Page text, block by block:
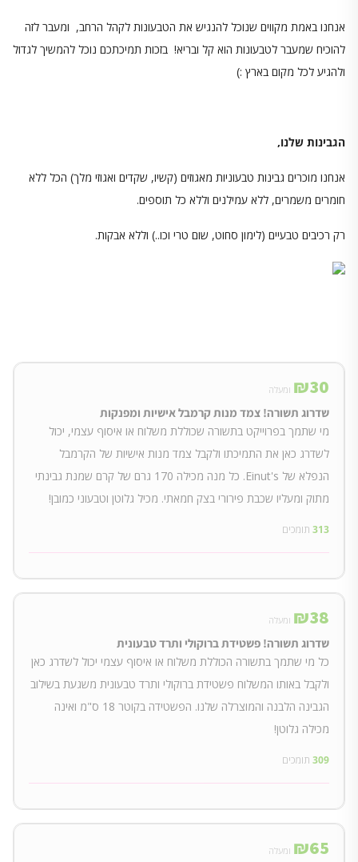
אנחנו באמת מקווים שנוכל להנגיש את הטבעונות לקהל הרחב, ומעבר לזה
להוכיח שמעבר לטבעונות הוא קל ובריא! בזכות תמיכתכם נוכל להמשיך לגדול
ולהגיע לכל מקום בארץ :)
הגבינות שלנו,
אנחנו מוכרים גבינות טבעוניות מאגוזים (קשיו, שקדים ואגוזי מלך) הכל ללא
חומרים משמרים, ללא עמילנים וללא כל תוספים.
רק רכיבים טבעיים (לימון סחוט, שום טרי וכו..) וללא אבקות.
₪30 ומעלה
שדרוג תשורה! צמד מנות קרמבל אישיות ומפנקות
מי שתמך בפרוייקט בתשורה שכוללת משלוח או איסוף עצמי, יכול
לשדרג כאן את התמיכתו ולקבל צמד מנות אישיות של הקרמבל
הנפלא של Einut's. כל מנה מכילה 170 גרם של קרם שמנת גבינתי
מתוק ומעליו שכבת פירורי בצק חמאתי. מכיל גלוטן וטבעוני כמובן!
313 תומכים
₪38 ומעלה
שדרוג תשורה! פשטידת ברוקולי ותרד טבעונית
כל מי שתמך בתשורה הכוללת משלוח או איסוף עצמי יכול לשדרג כאן
ולקבל באותו המשלוח פשטידת ברוקולי ותרד טבעונית משגעת בשילוב
הגבינה הלבנה והמוצרלה שלנו. הפשטידה בקוטר 18 ס"מ ואינה
מכילה גלוטן!
309 תומכים
₪65 ומעלה